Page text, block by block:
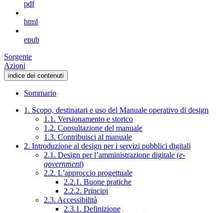
pdf
html
epub
Sorgente
Azioni
indice dei contenuti
Sommario
1. Scopo, destinatari e uso del Manuale operativo di design
1.1. Versionamento e storico
1.2. Consultazione del manuale
1.3. Contribuisci al manuale
2. Introduzione al design per i servizi pubblici digitali
2.1. Design per l’amministrazione digitale (e-
government)
2.2. L’approccio progettuale
2.2.1. Buone pratiche
2.2.2. Principi
2.3. Accessibilità
2.3.1. Definizione